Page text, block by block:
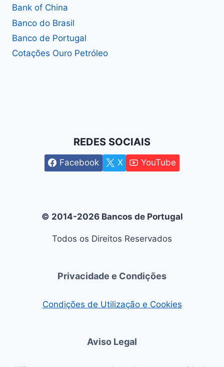
Bank of China
Banco do Brasil
Banco de Portugal
Cotações Ouro Petróleo
REDES SOCIAIS
Facebook X YouTube
© 2014-2026 Bancos de Portugal
Todos os Direitos Reservados
Privacidade e Condições
Condições de Utilização e Cookies
Aviso Legal